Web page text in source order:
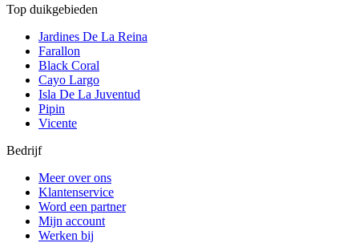
Top duikgebieden
Jardines De La Reina
Farallon
Black Coral
Cayo Largo
Isla De La Juventud
Pipin
Vicente
Bedrijf
Meer over ons
Klantenservice
Word een partner
Mijn account
Werken bij